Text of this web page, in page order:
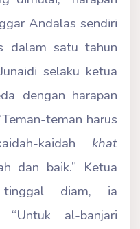
Andalas sendiri
dalam satu tahun
selaku ketua
dengan harapan
teman harus
kaidah khat
dan baik.” Ketua
diam, ia
“Untuk al-banjari